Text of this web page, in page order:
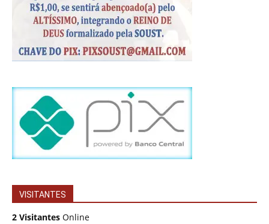
VISITANTES
2 Visitantes Online